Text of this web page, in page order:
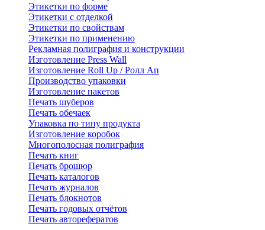
Этикетки по форме
Этикетки с отделкой
Этикетки по свойствам
Этикетки по применению
Рекламная полиграфия и конструкции
Изготовление Press Wall
Изготовление Roll Up / Ролл Ап
Производство упаковки
Изготовление пакетов
Печать шуберов
Печать обечаек
Упаковка по типу продукта
Изготовление коробок
Многополосная полиграфия
Печать книг
Печать брошюр
Печать каталогов
Печать журналов
Печать блокнотов
Печать годовых отчётов
Печать авторефератов